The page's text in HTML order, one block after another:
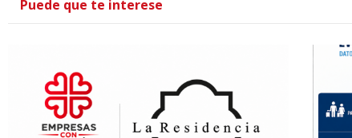
Puede que te interese